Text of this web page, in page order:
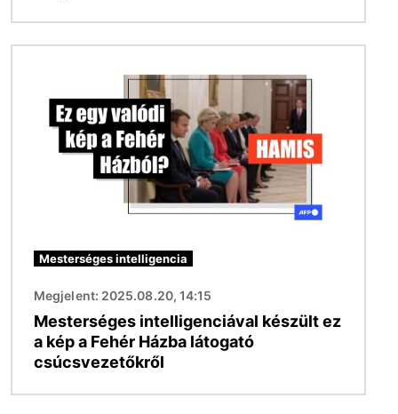
Mesterséges intelligencia
Megjelent: 2025.08.20, 14:15
Mesterséges intelligenciával készült ez
a kép a Fehér Házba látogató
csúcsvezetőkről